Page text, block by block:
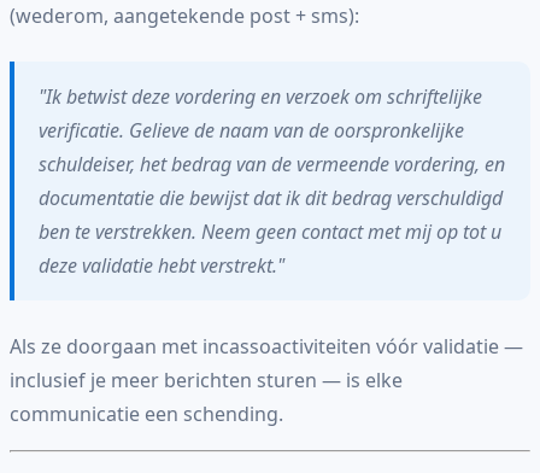
(wederom, aangetekende post + sms):
"Ik betwist deze vordering en verzoek om schriftelijke
verificatie. Gelieve de naam van de oorspronkelijke
schuldeiser, het bedrag van de vermeende vordering, en
documentatie die bewijst dat ik dit bedrag verschuldigd
ben te verstrekken. Neem geen contact met mij op tot u
deze validatie hebt verstrekt."
Als ze doorgaan met incassoactiviteiten vóór validatie —
inclusief je meer berichten sturen — is elke
communicatie een schending.